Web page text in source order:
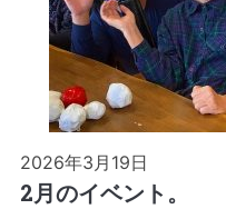
2026年3月19日
2月のイベント。